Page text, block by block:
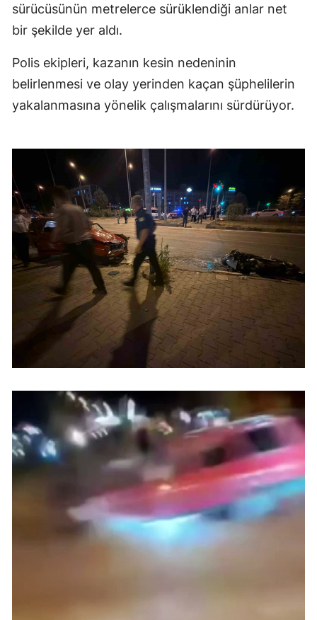
sürücüsünün metrelerce sürüklendiği anlar net
bir şekilde yer aldı.
Polis ekipleri, kazanın kesin nedeninin
belirlenmesi ve olay yerinden kaçan şüphelilerin
yakalanmasına yönelik çalışmalarını sürdürüyor.